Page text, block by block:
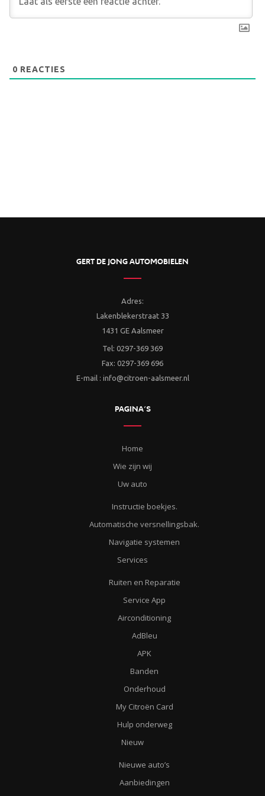
0 REACTIES
GERT DE JONG AUTOMOBIELEN
Adres:
Lakenblekerstraat 33
1431 GE Aalsmeer
Tel: 0297-369 369
Fax: 0297-369 696
E-mail : info@citroen-aalsmeer.nl
PAGINA’S
Home
Wie zijn wij
Uw auto
Instructie boekjes.
Automatische versnellingsbak.
Navigatie systemen
Services
Ruiten en Reparatie
Service App
Airconditioning
AdBleu
APK
Banden
Onderhoud
My Citroën Card
Hulp onderweg
Nieuw
Nieuwe auto’s
Aanbiedingen